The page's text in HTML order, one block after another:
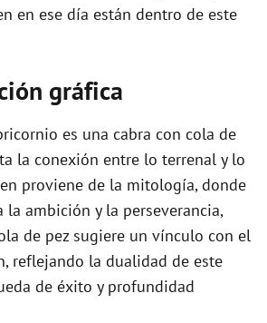
en ese día están dentro de este
gráfica
es una cabra con cola de
la conexión entre lo terrenal y lo
proviene de la mitología, donde
la ambición y la perseverancia,
de pez sugiere un vínculo con el
reflejando la dualidad de este
de éxito y profundidad